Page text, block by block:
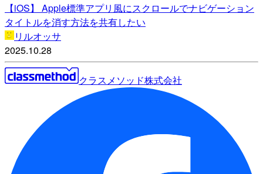
【iOS】 Apple標準アプリ風にスクロールでナビゲーション
タイトルを消す方法を共有したい
リルオッサ
2025.10.28
クラスメソッド株式会社